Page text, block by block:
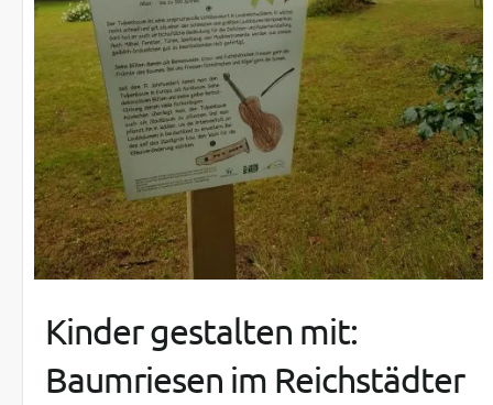
Kinder gestalten mit:
Baumriesen im Reichstädter